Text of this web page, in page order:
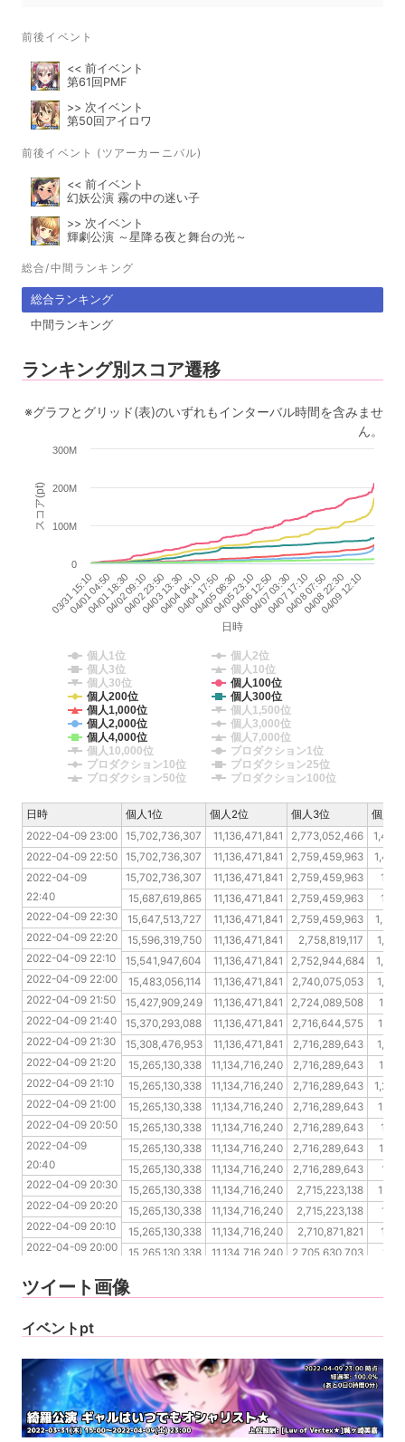
前後イベント
<< 前イベント
第61回PMF
>> 次イベント
第50回アイロワ
前後イベント (ツアーカーニバル)
<< 前イベント
幻妖公演 霧の中の迷い子
>> 次イベント
輝劇公演 ～星降る夜と舞台の光～
総合/中間ランキング
総合ランキング
中間ランキング
ランキング別スコア遷移
※グラフとグリッド(表)のいずれもインターバル時間を含みませ
ん。
日時
スコア(pt)
03/31 15:10
04/01 04:50
04/01 18:30
04/02 09:10
04/02 23:50
04/03 13:30
04/04 04:10
04/04 17:50
04/05 08:30
04/05 23:10
04/06 12:50
04/07 03:30
04/07 17:10
04/08 07:50
04/08 22:30
04/09 12:10
0
100M
200M
300M
個人1位
個人2位
個人3位
個人10位
個人30位
個人100位
個人200位
個人300位
個人1,000位
個人1,500位
個人2,000位
個人3,000位
個人4,000位
個人7,000位
個人10,000位
プロダクション1位
プロダクション10位
プロダクション25位
プロダクション50位
プロダクション100位
2022-04-09 23:00 15,702,736,307 11,136,471,841 2,773,052,466
2022-04-09 22:50
15,702,736,307 11,136,471,841 2,759,459,963
2022-04-09 22:40
15,702,736,307 11,136,471,841 2,759,459,963
2022-04-09 22:30
15,687,619,865 11,136,471,841 2,759,459,963
2022-04-09 22:20
15,647,513,727 11,136,471,841 2,759,459,963
2022-04-09 22:10
15,596,319,750 11,136,471,841 2,758,819,117
2022-04-09 22:00
15,541,947,604 11,136,471,841 2,752,944,684
2022-04-09 21:50
15,483,056,114 11,136,471,841 2,740,075,053
2022-04-09 21:40
15,427,909,249 11,136,471,841 2,724,089,508
2022-04-09 21:30
15,370,293,088 11,136,471,841 2,716,644,575
2022-04-09 21:20
15,308,476,953 11,136,471,841 2,716,289,643
2022-04-09 21:10
15,265,130,338 11,134,716,240 2,716,289,643
2022-04-09 21:00
15,265,130,338 11,134,716,240 2,716,289,643
2022-04-09 20:50
15,265,130,338 11,134,716,240 2,716,289,643
2022-04-09 20:40
15,265,130,338 11,134,716,240 2,716,289,643
2022-04-09 20:30
15,265,130,338 11,134,716,240 2,716,289,643
2022-04-09 20:20
15,265,130,338 11,134,716,240 2,716,289,643
2022-04-09 20:10
15,265,130,338 11,134,716,240 2,715,223,138
2022-04-09 20:00
15,265,130,338 11,134,716,240 2,715,223,138
2022-04-09 19:50
15,265,130,338 11,134,716,240 2,710,871,821
2022-04-09 19:40
15,265,130,338 11,134,716,240 2,705,630,703
日時 個人1位 個人2位 個人3位
個人
2022-04-09 23:00
2022-04-09 22:50
2022-04-09
22:40
2022-04-09 22:30
2022-04-09 22:20
2022-04-09 22:10
2022-04-09 22:00
2022-04-09 21:50
2022-04-09 21:40
2022-04-09 21:30
2022-04-09 21:20
2022-04-09 21:10
2022-04-09 21:00
2022-04-09 20:50
2022-04-09
20:40
2022-04-09 20:30
2022-04-09 20:20
2022-04-09 20:10
2022-04-09 20:00
2022-04-09 19:40
日時
ツイート画像
イベントpt